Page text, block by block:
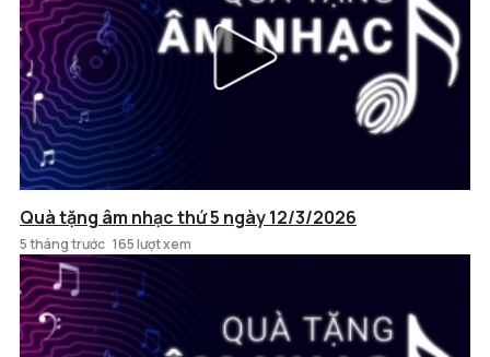
Quà tặng âm nhạc thứ 5 ngày 12/3/2026
5 tháng trước 165 lượt xem